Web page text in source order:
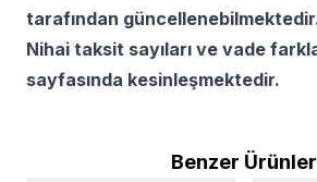
tarafından
Nihai taksit sayıları ve vade
sayfasında kesinleşmektedir.
Benzer Ürünler